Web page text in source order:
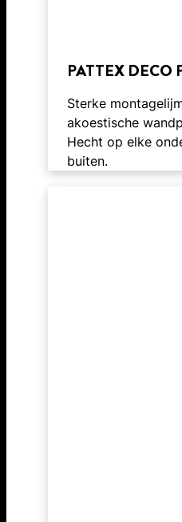
PATTEX DECO
Sterke
akoestische
Hecht op elke
buiten.